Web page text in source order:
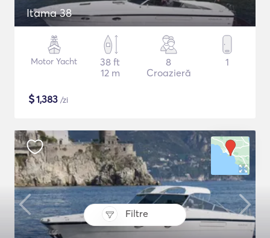
Filtre
Itama 38
Motor Yacht
38 ft
12 m
8
Croazieră
1
$1,383 /zi